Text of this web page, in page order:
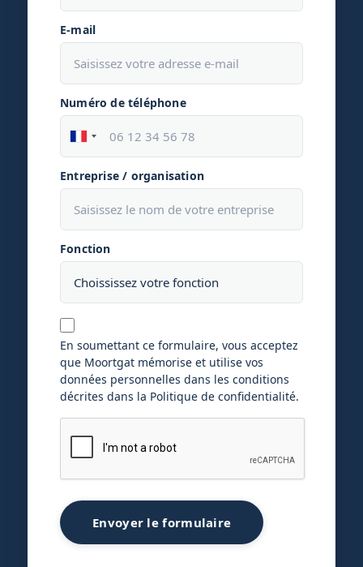
E-mail
Numéro de téléphone
Entreprise / organisation
Fonction
En soumettant ce formulaire, vous acceptez
que Moortgat mémorise et utilise vos
données personnelles dans les conditions
décrites dans la Politique de confidentialité.
Envoyer le formulaire